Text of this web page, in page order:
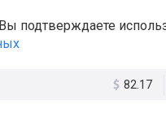
подтверждаете
82.17